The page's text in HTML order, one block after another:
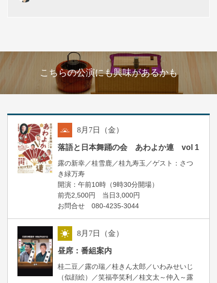
こちらの公演にも興味があるかも
8月 7日（金）
落語と日本舞踊の会 あわよか連 vol 1
露の新幸／桂雪鹿／桂九寿玉／ゲスト：さつ
き緑万寿
開演：午前10時（9時30分開場）
前売2,500円 当日3,000円
お問合せ 080-4235-3044
8月 7日（金）
昼席：番組案内
桂二豆／露の瑞／桂きん太郎／いわみせいじ
（似顔絵）／笑福亭笑利／桂文太～仲入～露